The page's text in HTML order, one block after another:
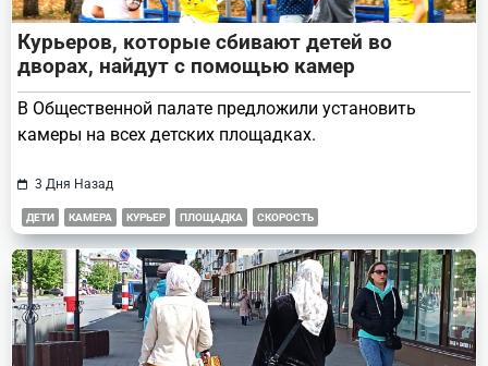
Курьеров, которые сбивают детей во
дворах, найдут с помощью камер
В Общественной палате предложили установить
камеры на всех детских площадках.
3 Дня Назад
ДЕТИ КАМЕРА КУРЬЕР ПЛОЩАДКА СКОРОСТЬ